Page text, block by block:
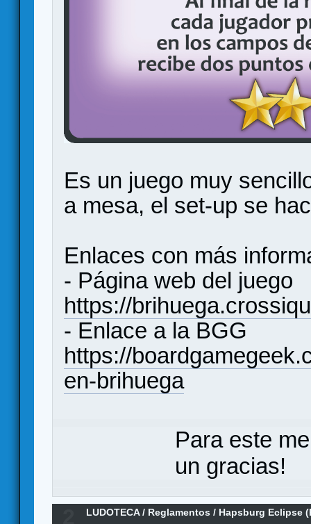
Es un juego muy
a mesa, el set-up se
Enlaces con más
- Página web del juego
https://
- Enlace a la BGG
https://
en-brihuega
Para este
un gracias!
LUDOTECA/ Reglamentos / Hapsburg Eclipse